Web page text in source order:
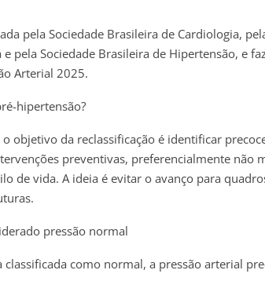
pela Sociedade Brasileira de Cardiologia,
pela Sociedade Brasileira de Hipertensão, e
Arterial 2025.
hipertensão?
objetivo da reclassificação é identificar
preventivas, preferencialmente não
de vida. A ideia é evitar o avanço para
pressão normal
classificada como normal, a pressão arterial